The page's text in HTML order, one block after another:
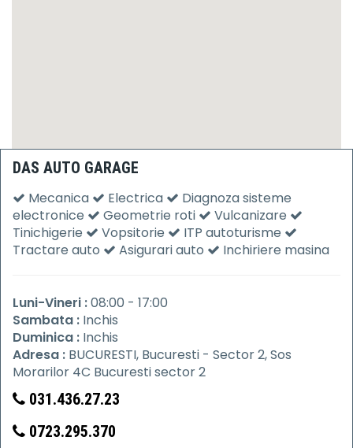
DAS AUTO GARAGE
Mecanica Electrica
Diagnoza sisteme
electronice
Geometrie roti
Vulcanizare
Tinichigerie
Vopsitorie
ITP autoturisme
Tractare auto
Asigurari auto Inchiriere masina
Luni-Vineri :08:00 - 17:00
Sambata : Inchis
Duminica : Inchis
Adresa : BUCURESTI, Bucuresti - Sector 2, Sos
Morarilor 4C Bucuresti sector 2
031.436.27.23
0723.295.370